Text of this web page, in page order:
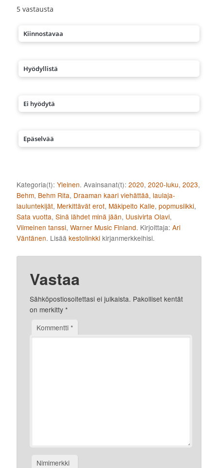
5 vastausta
Kiinnostavaa
Hyödyllistä
Ei hyödytä
Epäselvää
Kategoria(t):Yleinen. Avainsanat(t):2020,2020-luku,2023,
Behm, Behm Rita, Draaman kaari viehättää, laulaja-
lauluntekijät, Merkittävät erot, Mäkipelto Kalle,popmusiikki,
Sata vuotta,Sinä lähdet minä jään, Uusivirta Olavi,
Viimeinen tanssi,Warner Music Finland. Kirjoittaja:Ari
Väntänen. Lisääkestolinkki kirjanmerkkeihisi.
Vastaa
Sähköpostiosoitettasi ei julkaista. Pakolliset kentät
on merkitty*
Kommentti*
Nimimerkki